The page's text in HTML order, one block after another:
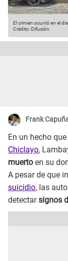
El crimen ocurrió en el
Crédito: Difusión
Frank
En un hecho
Chiclayo,
muerto en su
A pesar de que
suicidio, las
detectarsignos